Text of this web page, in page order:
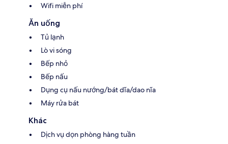
Wifi miễn phí
Ăn uống
Tủ lạnh
Lò vi sóng
Bếp nhỏ
Bếp nấu
Dụng cụ nấu nướng/bát dĩa/dao nĩa
Máy rửa bát
Khác
Dịch vụ dọn phòng hàng tuần